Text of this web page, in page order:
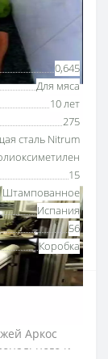
Все характеристики
0,645
Для мяса
10 лет
275
сталь Nitrum
15
Штампованное
Испания
56
Коробка
Аркос
и